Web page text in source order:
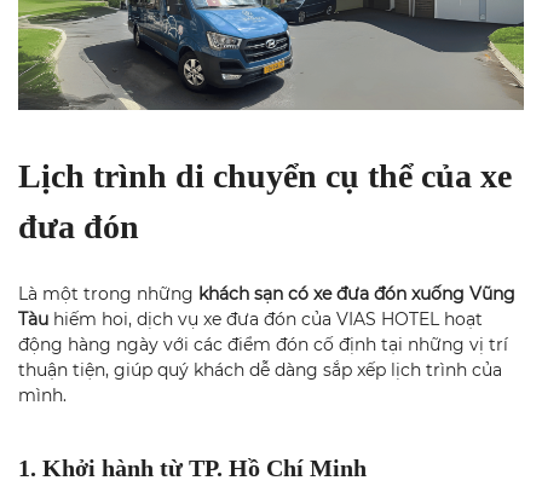
Lịch trình di chuyển cụ thể của xe
đưa đón
Là một trong những khách sạn có xe đưa đón xuống Vũng
Tàu hiếm hoi, dịch vụ xe đưa đón của VIAS HOTEL hoạt
động hàng ngày với các điểm đón cố định tại những vị trí
thuận tiện, giúp quý khách dễ dàng sắp xếp lịch trình của
mình.
1. Khởi hành từ TP. Hồ Chí Minh